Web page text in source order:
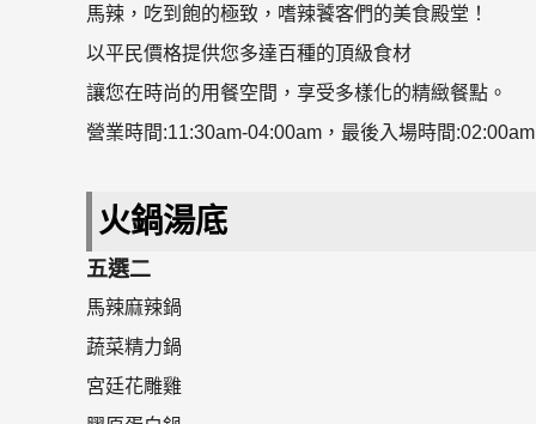
馬辣，吃到飽的極致，嗜辣饕客們的美食殿堂！
以平民價格提供您多達百種的頂級食材
讓您在時尚的用餐空間，享受多樣化的精緻餐點。
營業時間:11:30am-04:00am，最後入場時間:02:00am
火鍋湯底
五選二
馬辣麻辣鍋
蔬菜精力鍋
宮廷花雕雞